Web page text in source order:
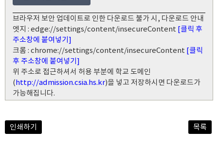
브라우저 보안 업데이트로 인한 다운로드 불가 시, 다운로드 안내
엣지 : edge://settings/content/insecureContent [클릭 후
주소창에 붙여넣기]
크롬 : chrome://settings/content/insecureContent [클릭
후 주소창에 붙여넣기]
위 주소로 접근하셔서 허용 부분에 학교 도메인
(http://admission.csia.hs.kr)을 넣고 저장하시면 다운로드가
가능해집니다.
인쇄하기 목록